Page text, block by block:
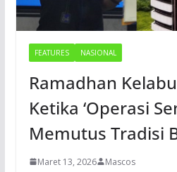
FEATURES NASIONAL
Ramadhan
Ketika ‘Operasi
Memutus Tradisi
Maret 13, 2026 Mascos